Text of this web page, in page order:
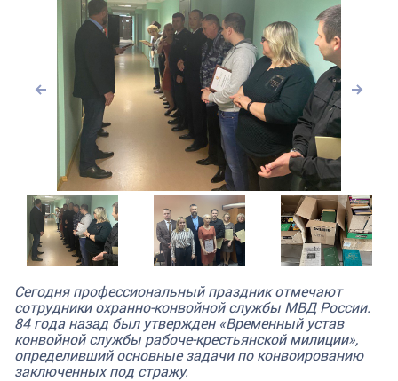
Сегодня профессиональный праздник отмечают
сотрудники охранно-конвойной службы МВД России.
84 года назад был утвержден «Временный устав
конвойной службы рабоче-крестьянской милиции»,
определивший основные задачи по конвоированию
заключенных под стражу.